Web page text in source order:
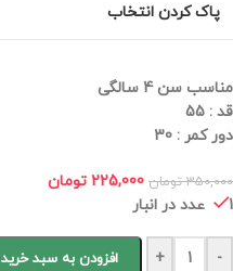
پاک کردن انتخاب
مناسب سن 4 سالگی
قد : 55
دور کمر : 30
350,000 تومان 225,000 تومان
1 عدد در انبار
-
+ افزودن به سبد خرید